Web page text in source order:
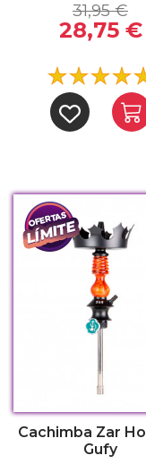
31,95 €
28,75 €
Cachimba Zar
Gufy